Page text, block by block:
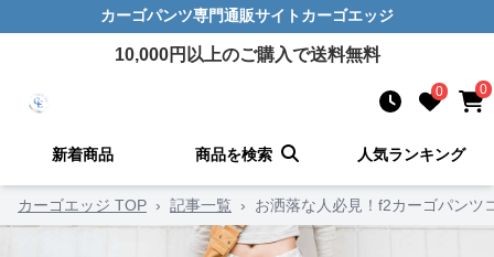
カーゴパンツ専門通販サイト カーゴエッジ
10,000円以上のご購入で送料無料
0 0
新着商品 商品を検索 人気ランキング
カーゴエッジ TOP › 記事一覧 › お洒落な人必見！f2カーゴパンツ